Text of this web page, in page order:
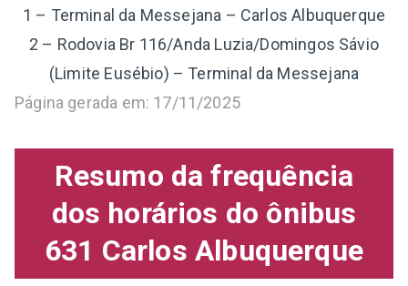
1 – Terminal da Messejana – Carlos Albuquerque
2 – Rodovia Br 116/Anda Luzia/Domingos Sávio
(Limite Eusébio) – Terminal da Messejana
Página gerada em: 17/11/2025
Resumo da frequência
dos horários do ônibus
631 Carlos Albuquerque